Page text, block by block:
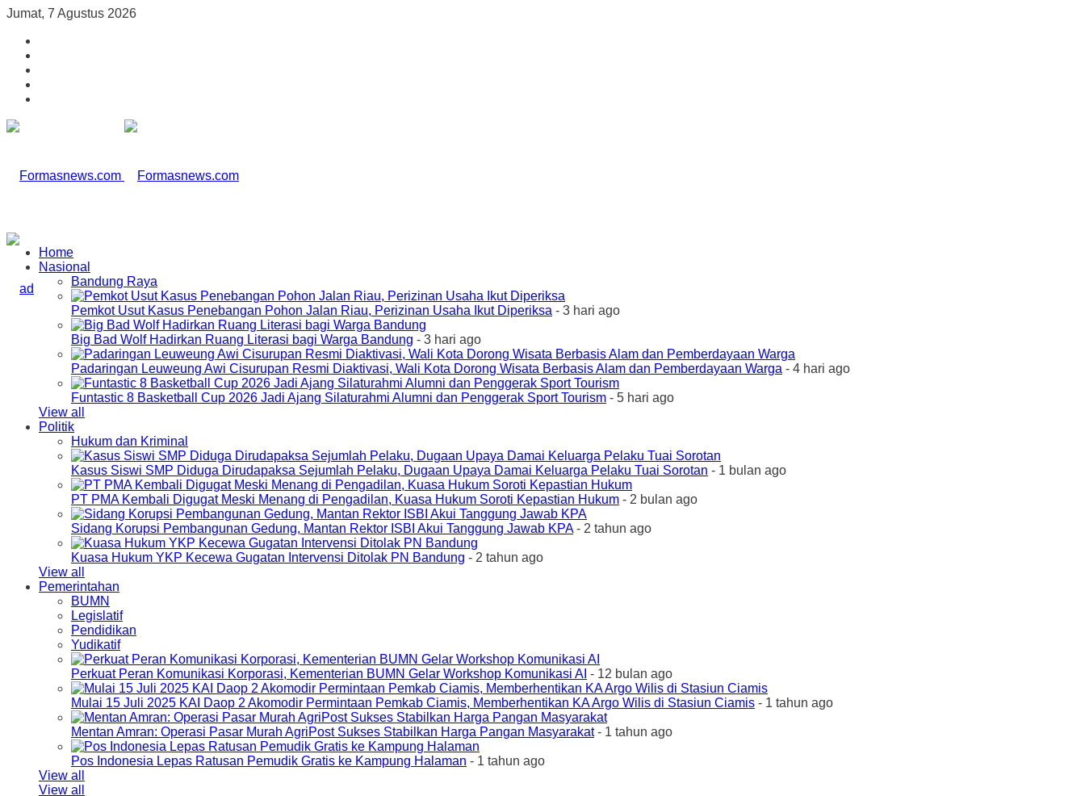
Jumat, 7 Agustus 2026
Home
Nasional
Bandung Raya
Pemkot Usut Kasus Penebangan Pohon Jalan Riau, Perizinan Usaha Ikut Diperiksa - 3 hari ago
Big Bad Wolf Hadirkan Ruang Literasi bagi Warga Bandung - 3 hari ago
Padaringan Leuweung Awi Cisurupan Resmi Diaktivasi, Wali Kota Dorong Wisata Berbasis Alam dan Pemberdayaan Warga - 4 hari ago
Funtastic 8 Basketball Cup 2026 Jadi Ajang Silaturahmi Alumni dan Penggerak Sport Tourism - 5 hari ago
View all
Politik
Hukum dan Kriminal
Kasus Siswi SMP Diduga Dirudapaksa Sejumlah Pelaku, Dugaan Upaya Damai Keluarga Pelaku Tuai Sorotan - 1 bulan ago
PT PMA Kembali Digugat Meski Menang di Pengadilan, Kuasa Hukum Soroti Kepastian Hukum - 2 bulan ago
Sidang Korupsi Pembangunan Gedung, Mantan Rektor ISBI Akui Tanggung Jawab KPA- 2 tahun ago
Kuasa Hukum YKP Kecewa Gugatan Intervensi Ditolak PN Bandung - 2 tahun ago
View all
Pemerintahan
BUMN
Legislatif
Pendidikan
Yudikatif
Perkuat Peran Komunikasi Korporasi, Kementerian BUMN Gelar Workshop Komunikasi AI - 12 bulan ago
Mulai 15 Juli 2025 KAI Daop 2 Akomodir Permintaan Pemkab Ciamis, Memberhentikan KA Argo Wilis di Stasiun Ciamis - 1 tahun ago
Mentan Amran: Operasi Pasar Murah AgriPost Sukses Stabilkan Harga Pangan Masyarakat- 1 tahun ago
Pos Indonesia Lepas Ratusan Pemudik Gratis ke Kampung Halaman - 1 tahun ago
View all
View all